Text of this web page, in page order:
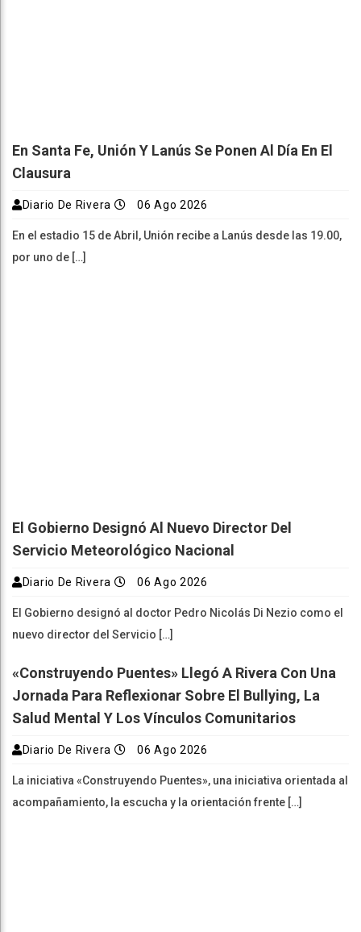
En Santa Fe, Unión Y Lanús Se Ponen Al Día En El
Clausura
Diario De Rivera 06 Ago 2026
En el estadio 15 de Abril, Unión recibe a Lanús desde las 19.00,
por uno de […]
El Gobierno Designó Al Nuevo Director Del
Servicio Meteorológico Nacional
Diario De Rivera 06 Ago 2026
El Gobierno designó al doctor Pedro Nicolás Di Nezio como el
nuevo director del Servicio […]
«Construyendo Puentes» Llegó A Rivera Con Una
Jornada Para Reflexionar Sobre El Bullying, La
Salud Mental Y Los Vínculos Comunitarios
Diario De Rivera 06 Ago 2026
La iniciativa «Construyendo Puentes», una iniciativa orientada al
acompañamiento, la escucha y la orientación frente […]